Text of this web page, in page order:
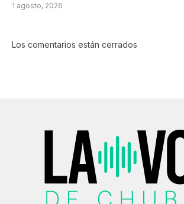
1 agosto, 2026
Los comentarios están cerrados